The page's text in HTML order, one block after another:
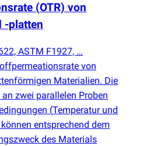
(OTR) von
-platten
ASTM F1927, …
von
Materialien. Die
zwei parallelen Proben
(Temperatur und
entsprechend dem
des Materials